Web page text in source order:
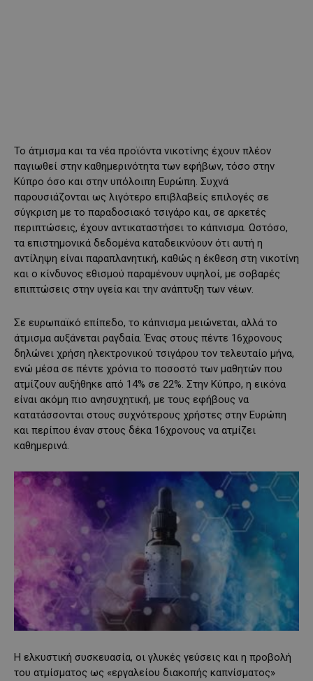
Το άτμισμα και τα νέα προϊόντα νικοτίνης έχουν πλέον
παγιωθεί στην καθημερινότητα των εφήβων, τόσο στην
Κύπρο όσο και στην υπόλοιπη Ευρώπη. Συχνά
παρουσιάζονται ως λιγότερο επιβλαβείς επιλογές σε
σύγκριση με το παραδοσιακό τσιγάρο και, σε αρκετές
περιπτώσεις, έχουν αντικαταστήσει το κάπνισμα. Ωστόσο,
τα επιστημονικά δεδομένα καταδεικνύουν ότι αυτή η
αντίληψη είναι παραπλανητική, καθώς η έκθεση στη νικοτίνη
και ο κίνδυνος εθισμού παραμένουν υψηλοί, με σοβαρές
επιπτώσεις στην υγεία και την ανάπτυξη των νέων.
Σε ευρωπαϊκό επίπεδο, το κάπνισμα μειώνεται, αλλά το
άτμισμα αυξάνεται ραγδαία. Ένας στους πέντε 16χρονους
δηλώνει χρήση ηλεκτρονικού τσιγάρου τον τελευταίο μήνα,
ενώ μέσα σε πέντε χρόνια το ποσοστό των μαθητών που
ατμίζουν αυξήθηκε από 14% σε 22%. Στην Κύπρο, η εικόνα
είναι ακόμη πιο ανησυχητική, με τους εφήβους να
κατατάσσονται στους συχνότερους χρήστες στην Ευρώπη
και περίπου έναν στους δέκα 16χρονους να ατμίζει
καθημερινά.
Η ελκυστική συσκευασία, οι γλυκές γεύσεις και η προβολή
του ατμίσματος ως «εργαλείου διακοπής καπνίσματος»